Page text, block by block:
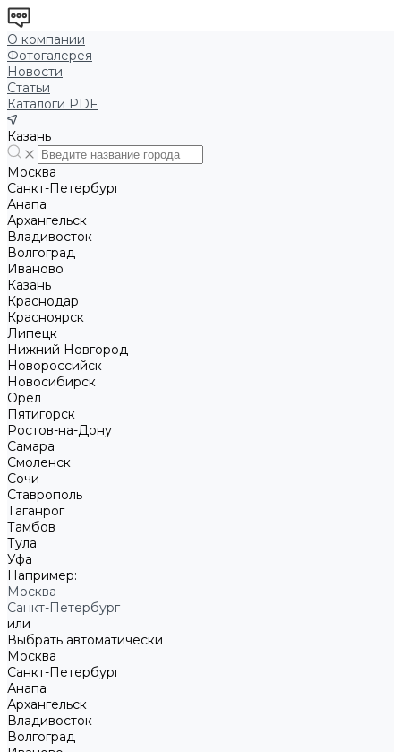
О компании
Фотогалерея
Новости
Статьи
Каталоги PDF
Казань
Москва
Санкт-Петербург
Анапа
Архангельск
Владивосток
Волгоград
Иваново
Казань
Краснодар
Красноярск
Липецк
Нижний Новгород
Новороссийск
Новосибирск
Орёл
Пятигорск
Ростов-на-Дону
Самара
Смоленск
Сочи
Ставрополь
Таганрог
Тамбов
Тула
Уфа
Например:
Москва
Санкт-Петербург
или
Выбрать автоматически
Москва
Санкт-Петербург
Анапа
Архангельск
Владивосток
Волгоград